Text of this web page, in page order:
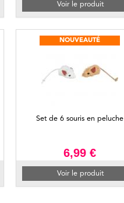
Voir le produit
NOUVEAUTÉ
Set de 6 souris en peluche
6,99 €
Voir le produit